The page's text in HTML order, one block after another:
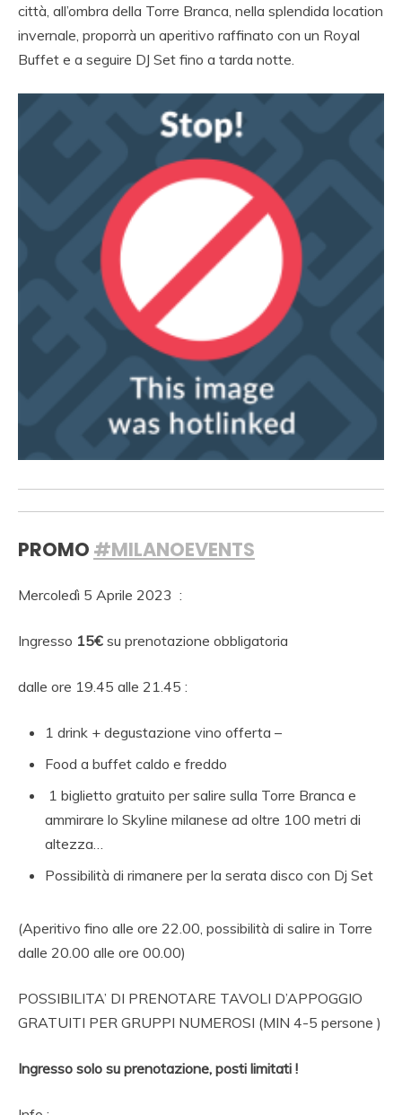
città, all’ombra della Torre Branca, nella splendida location
invernale, proporrà un aperitivo raffinato con un Royal
Buffet e a seguire DJ Set fino a tarda notte.
PROMO #MILANOEVENTS
Mercoledì 5 Aprile 2023 :
Ingresso 15€ su prenotazione obbligatoria
dalle ore 19.45 alle 21.45 :
1 drink + degustazione vino offerta –
Food a buffet caldo e freddo
1 biglietto gratuito per salire sulla Torre Branca e
ammirare lo Skyline milanese ad oltre 100 metri di
altezza…
Possibilità di rimanere per la serata disco con Dj Set
(Aperitivo fino alle ore 22.00, possibilità di salire in Torre
dalle 20.00 alle ore 00.00)
POSSIBILITA’ DI PRENOTARE TAVOLI D’APPOGGIO
GRATUITI PER GRUPPI NUMEROSI (MIN 4-5 persone )
Ingresso solo su prenotazione, posti limitati !